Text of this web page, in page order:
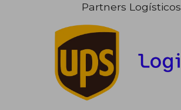
Partners Logísticos